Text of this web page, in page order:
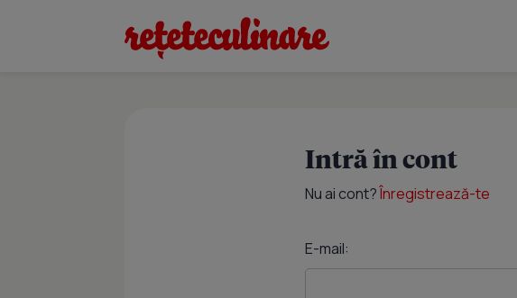
Intră în cont
Nu ai cont?Înregistrează-te
E-mail: